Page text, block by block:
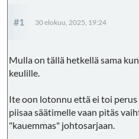
#1 30 elokuu, 2025, 19:24
Mulla on tällä hetkellä sama
keulille.
Ite oon lotonnu että ei toi
piisaa säätimelle vaan pitäs
"kauemmas" johtosarjaan.